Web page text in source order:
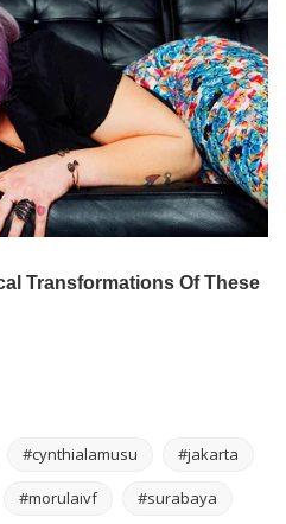
#cynthialamusu #jakarta
#morulaivf #surabaya